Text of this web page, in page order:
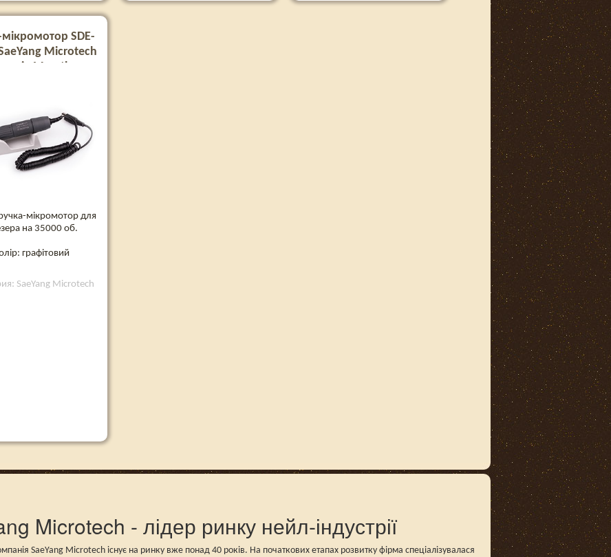
SDE-
Microtech
Marathon на
мікромотор для
на 35000 об.
графітовий
SaeYang Microtech
Microtech - лідер ринку нейл-індустрії
SaeYang Microtech існує на ринку вже понад 40 років. На початкових етапах розвитку фірма спеціалізувалася